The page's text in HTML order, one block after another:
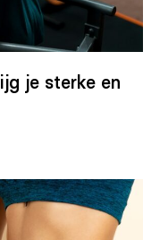
je sterke en